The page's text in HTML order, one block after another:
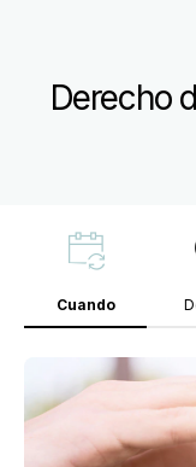
Derecho
Cuando